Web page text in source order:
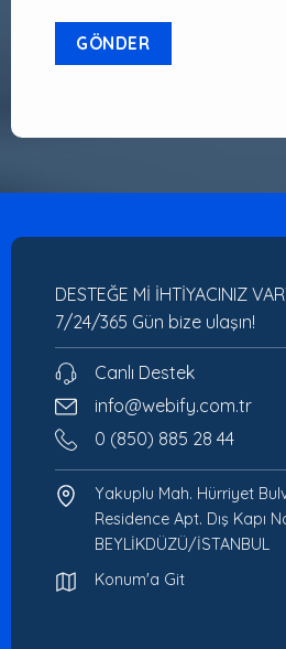
DESTEĞE Mİ İHTİYACINIZ
7/24/365 Gün bize ulaşın!
Canlı Destek
info@webify.com.tr
0 (850) 885 28 44
Yakuplu Mah. Hürriyet
Residence Apt. Dış Kapı
BEYLİKDÜZÜ/İSTANBUL
Konum'a Git